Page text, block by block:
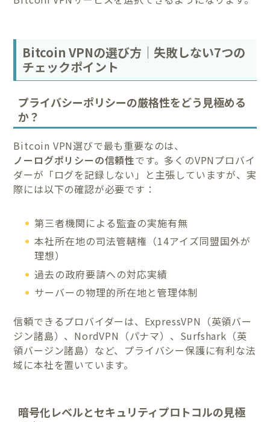
Bitcoin VPNの選び方｜失敗しない7つの
チェックポイント
プライバシーポリシーの厳格性をどう見極める
か？
Bitcoin VPN選びで最も重要なのは、
ノーログポリシーの信頼性です。多くのVPNプロバイ
ダーが「ログを記録しない」と主張していますが、実
際には以下の確認が必要です：
第三者機関による監査の実施有無
本社所在地の司法管轄権（14アイズ同盟国外が
理想）
過去の政府要請への対応実績
サーバーの物理的所在地と管理体制
信頼できるプロバイダーは、ExpressVPN（英領バー
ジン諸島）、NordVPN（パナマ）、Surfshark（英
領バージン諸島）など、プライバシー保護に有利な法
域に本社を置いています。
暗号化レベルとセキュリティプロトコルの見極